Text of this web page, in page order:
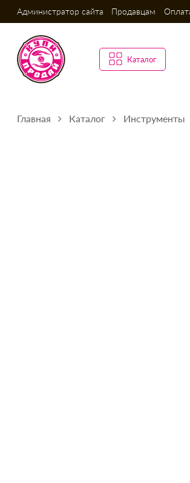
Администратор сайта Продавцам
Каталог
Главная Каталог Инструменты